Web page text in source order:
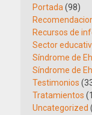
Portada (98)
Recursos de
Sector
Síndrome de
Síndrome de
Testimonios
Tratamientos
Uncategorized